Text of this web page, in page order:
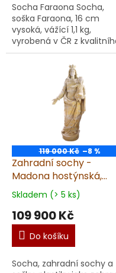
Socha Faraona Socha,
soška Faraona, 16 cm
vysoká, vážící 1,1 kg,
vyrobená v ČR z
umělého pískovce.
zpracována socha, soška s
důrazem na detaily a a...
119 000 Kč –8 %
Zahradní sochy -
Madona hostýnská,
výška 185 cm, 560kg
Skladem (> 5 ks)
109 900 Kč
Do košíku
Socha, zahradní sochy a